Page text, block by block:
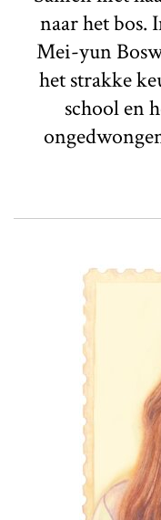
naar het bos.
Mei-yun
het strakke
school en